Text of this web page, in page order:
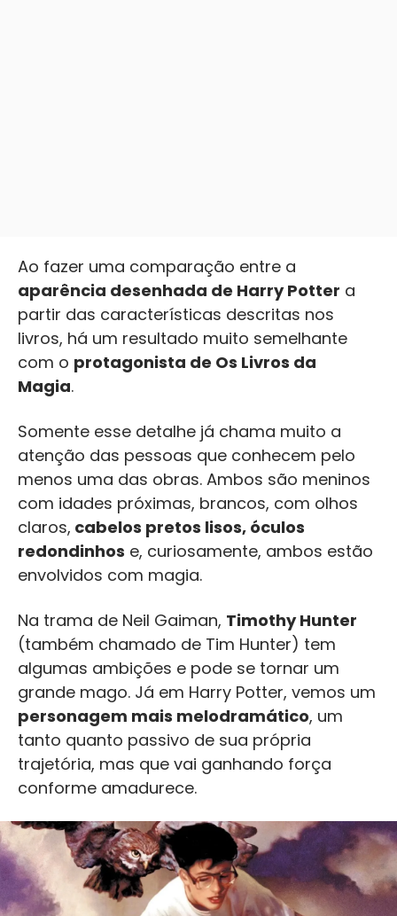
Ao fazer uma comparação entre a
aparência desenhada de Harry Potter a
partir das características descritas nos
livros, há um resultado muito semelhante
com o protagonista de Os Livros da
Magia.
Somente esse detalhe já chama muito a
atenção das pessoas que conhecem pelo
menos uma das obras. Ambos são meninos
com idades próximas, brancos, com olhos
claros, cabelos pretos lisos, óculos
redondinhos e, curiosamente, ambos estão
envolvidos com magia.
Na trama de Neil Gaiman, Timothy Hunter
(também chamado de Tim Hunter) tem
algumas ambições e pode se tornar um
grande mago. Já em Harry Potter, vemos um
personagem mais melodramático, um
tanto quanto passivo de sua própria
trajetória, mas que vai ganhando força
conforme amadurece.